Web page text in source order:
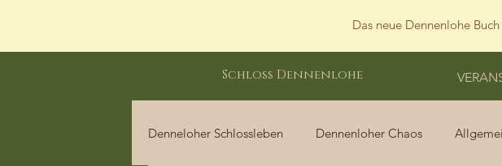
Das neue Dennenlohe
Schloss Dennenlohe
Denneloher Schlossleben Dennenloher Chaos